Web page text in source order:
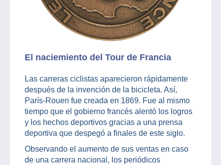
El naciemiento del Tour de Francia
Las carreras ciclistas aparecieron rápidamente
después de la invención de la bicicleta. Así,
París-Rouen fue creada en 1869. Fue al mismo
tiempo que el gobierno francés alentó los logros
y los hechos deportivos gracias a una prensa
deportiva que despegó a finales de este siglo.
Observando el aumento de sus ventas en caso
de una carrera nacional, los periódicos